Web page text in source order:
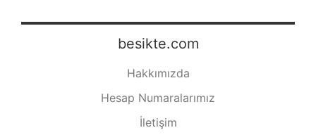
besikte.com
Hakkımızda
Hesap Numaralarımız
İletişim